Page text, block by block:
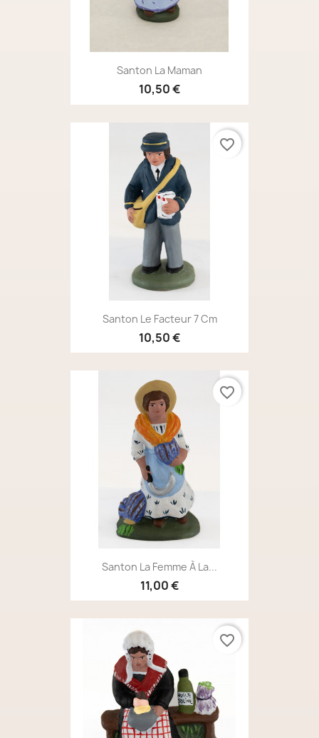
Santon La Maman
10,50 €
Santon Le Facteur 7 Cm
10,50 €
favorite_border
Santon La Femme À La...
11,00 €
favorite_border
favorite_border